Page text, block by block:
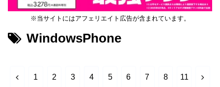
※当サイトにはアフェリエイト広告が含まれています。
WindowsPhone
前 1 2 3 4 5 6 7 8 11 次